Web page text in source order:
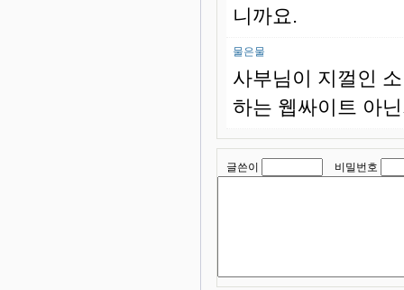
니까요.
물은물
사부님이 지껄인
하는 웹싸이트 아
글쓴이 비밀번호